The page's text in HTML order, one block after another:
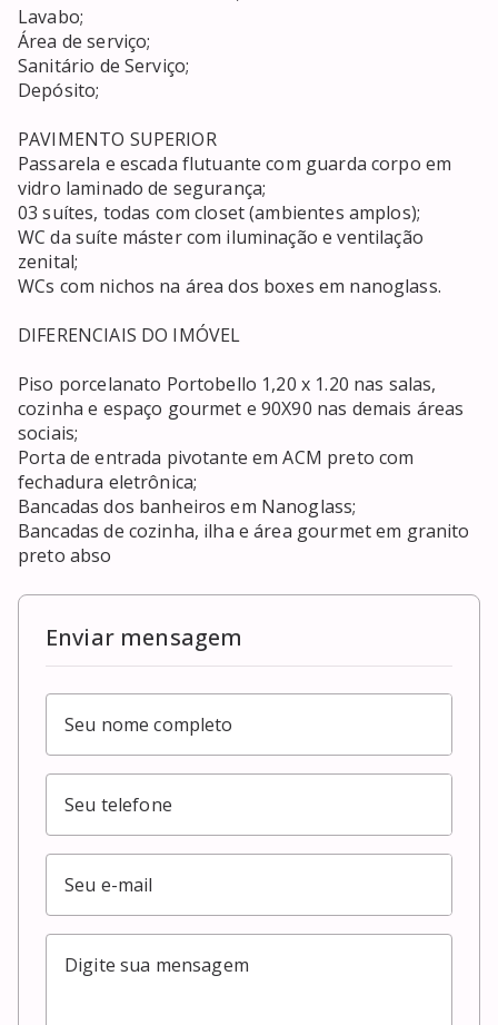
Lavabo;
Área de serviço;
Sanitário de Serviço;
Depósito;
PAVIMENTO SUPERIOR
Passarela e escada flutuante com guarda corpo em
vidro laminado de segurança;
03 suítes, todas com closet (ambientes amplos);
WC da suíte máster com iluminação e ventilação
zenital;
WCs com nichos na área dos boxes em nanoglass.
DIFERENCIAIS DO IMÓVEL
Piso porcelanato Portobello 1,20 x 1.20 nas salas,
cozinha e espaço gourmet e 90X90 nas demais áreas
sociais;
Porta de entrada pivotante em ACM preto com
fechadura eletrônica;
Bancadas dos banheiros em Nanoglass;
Bancadas de cozinha, ilha e área gourmet em granito
preto abso
Enviar mensagem